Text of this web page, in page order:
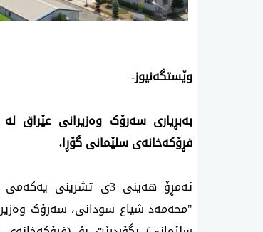
وێستگەنیوز-
بەبڕیاری سەرۆک وەزیرانی
فڕۆکەخانەی سلێمانی گۆڕا.
"محەمەد شیاع سودانی، سەرۆک